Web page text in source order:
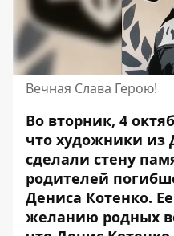
Вечная Слава Герою!
Во вторник, 4
что художники из
сделали стену
родителей
Дениса Котенко.
желанию родных